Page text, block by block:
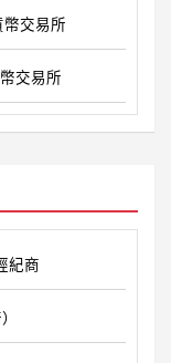
幣交易所
交易所
紀商